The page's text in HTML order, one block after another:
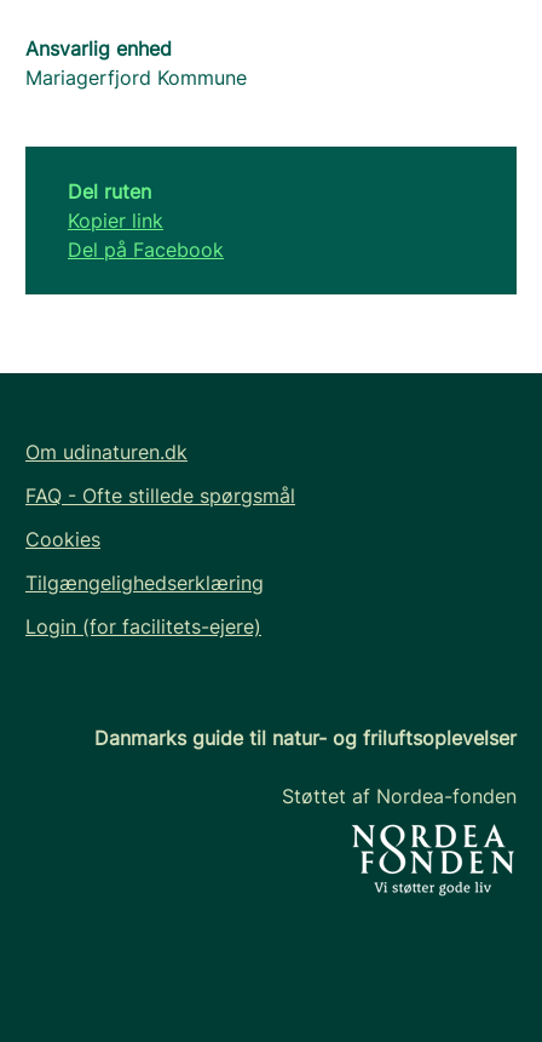
Ansvarlig enhed
Mariagerfjord Kommune
Del ruten
Kopier link
Del på Facebook
Om udinaturen.dk
FAQ - Ofte stillede spørgsmål
Cookies
Tilgængelighedserklæring
Login (for facilitets-ejere)
Danmarks guide til natur- og friluftsoplevelser
Støttet af Nordea-fonden